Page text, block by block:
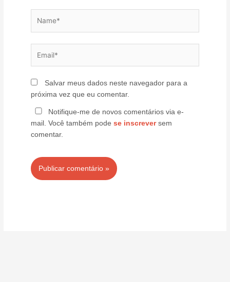
Salvar meus dados neste navegador para a
próxima vez que eu comentar.
Notifique-me de novos comentários via e-
mail. Você também podese inscreversem
comentar.